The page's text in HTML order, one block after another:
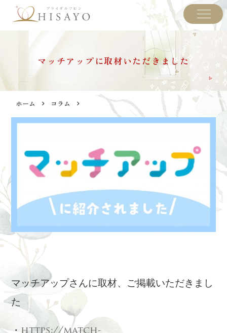
マッチアップに取材いただきました
ホーム コラム
マッチアップさんに取材、ご掲載いただきまし
た